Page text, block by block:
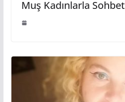
Muş Kadınlarla Sohbet